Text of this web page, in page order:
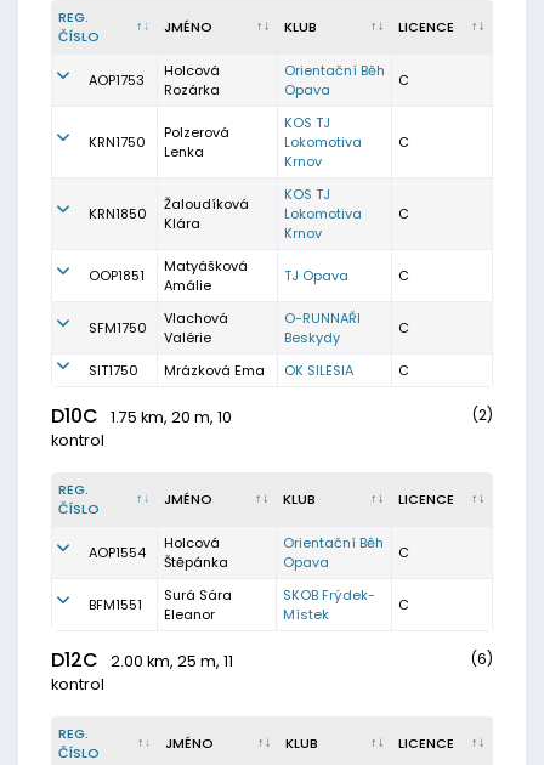
REG.
ČÍSLO
JMÉNO KLUB LICENCE
AOP1753
Holcová
Rozárka
Orientační Běh
Opava
C
KRN1750
Polzerová
Lenka
KOS TJ
Lokomotiva
Krnov
C
KRN1850
Žaloudíková
Klára
KOS TJ
Lokomotiva
Krnov
C
OOP1851
Matyášková
Amálie
TJ Opava C
SFM1750
Vlachová
Valérie
O-RUNNAŘI
Beskydy
C
SIT1750 Mrázková Ema OK SILESIA C
D10C
1.75 km, 20 m, 10
kontrol
(2)
REG.
ČÍSLO
JMÉNO KLUB LICENCE
AOP1554
Holcová
Štěpánka
Orientační Běh
Opava
C
BFM1551
Surá Sára
Eleanor
SKOB Frýdek-
Místek
C
D12C
2.00 km, 25 m, 11
kontrol
(6)
REG.
ČÍSLO
JMÉNO KLUB LICENCE